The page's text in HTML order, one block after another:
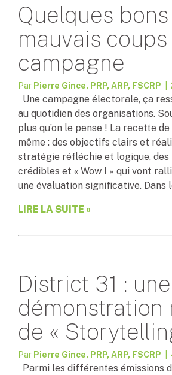
Quelques
mauvais
campagne
Par Pierre Gince, PRP, ARP, FSCRP |
Une campagne électorale, ça
au quotidien des organisations.
plus qu’on le pense ! La recette
même : des objectifs clairs et
stratégie réfléchie et logique, des
crédibles et « Wow ! » qui vont
une évaluation significative. Dans
LIRE LA SUITE »
District 31 : une
démonstration
de «
Par Pierre Gince, PRP, ARP, FSCRP |
Parmi les différentes émissions